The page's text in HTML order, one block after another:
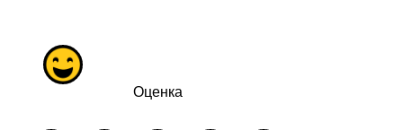
Оценка